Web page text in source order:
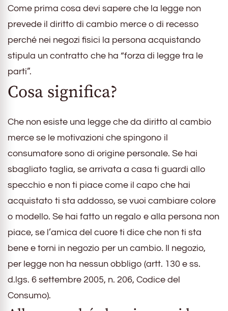
Come prima cosa devi sapere che la legge non
prevede il diritto di cambio merce o di recesso
perché nei negozi fisici la persona acquistando
stipula un contratto che ha “forza di legge tra le
parti”.
Cosa significa?
Che non esiste una legge che da diritto al cambio
merce se le motivazioni che spingono il
consumatore sono di origine personale. Se hai
sbagliato taglia, se arrivata a casa ti guardi allo
specchio e non ti piace come il capo che hai
acquistato ti sta addosso, se vuoi cambiare colore
o modello. Se hai fatto un regalo e alla persona non
piace, se l’amica del cuore ti dice che non ti sta
bene e torni in negozio per un cambio. Il negozio,
per legge non ha nessun obbligo (artt. 130 e ss.
d.lgs. 6 settembre 2005, n. 206, Codice del
Consumo).